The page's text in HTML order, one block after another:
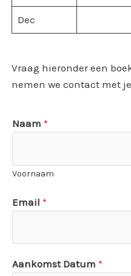
Dec
Vraag hieronder een
nemen we contact met
Naam*
Voornaam
Email*
Aankomst Datum*